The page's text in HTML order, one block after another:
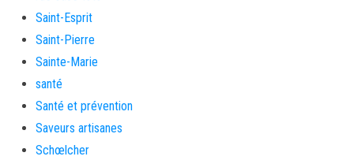
Saint-Esprit
Saint-Pierre
Sainte-Marie
santé
Santé et prévention
Saveurs artisanes
Schœlcher